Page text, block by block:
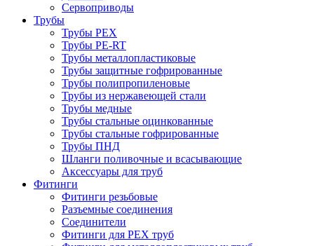
Сервоприводы
Трубы
Трубы PEX
Трубы PE-RT
Трубы металлопластиковые
Трубы защитные гофрированные
Трубы полипропиленовые
Трубы из нержавеющей стали
Трубы медные
Трубы стальные оцинкованные
Трубы стальные гофрированные
Трубы ПНД
Шланги поливочные и всасывающие
Аксессуары для труб
Фитинги
Фитинги резьбовые
Разъемные соединения
Соединители
Фитинги для PEX труб